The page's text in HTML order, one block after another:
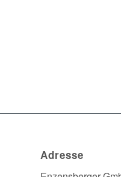
Adresse